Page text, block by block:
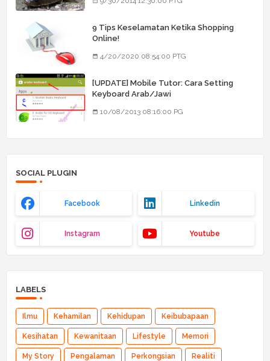
9 Tips Keselamatan Ketika Shopping
Online!
4/20/2020 08:54:00 PTG
[UPDATE] Mobile Tutor: Cara Setting
Keyboard Arab/Jawi
10/08/2013 08:16:00 PG
SOCIAL PLUGIN
Facebook Linkedin
Instagram Youtube
LABELS
Ilmu Kehamilan Kehidupan Keibubapaan
Kesihatan Kewanitaan Lifestyle Memori
My Story Pengalaman Perkongsian Realiti